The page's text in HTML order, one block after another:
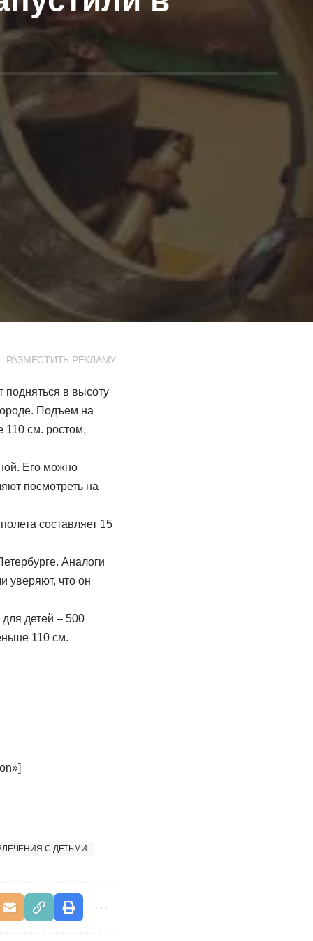
РАЗМЕСТИТЬ РЕКЛАМУ
в высоту
Подъем на
110 см. ростом,
Его можно
посмотреть на
составляет 15
Аналоги
уверяют, что он
детей – 500
110 см.
С ДЕТЬМИ